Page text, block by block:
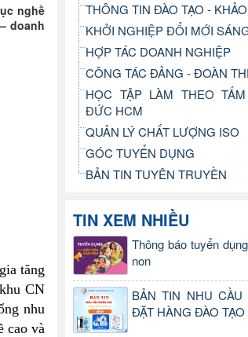
nghề
doanh
tăng
CN
nhu
cao và
THÔNG TIN ĐÀO TẠO -
KHỞI NGHIỆP ĐỔI MỚI
HỢP TÁC DOANH NGHIỆP
CÔNG TÁC ĐẢNG - ĐOÀN
HỌC TẬP LÀM THEO
ĐỨC HCM
QUẢN LÝ CHẤT LƯỢNG ISO
GÓC TUYỂN DỤNG
BẢN TIN TUYÊN TRUYỀN
TIN XEM NHIỀU
Thông báo tuyển
non
BẢN TIN NHU CẦU
ĐẶT HÀNG ĐÀO TẠO